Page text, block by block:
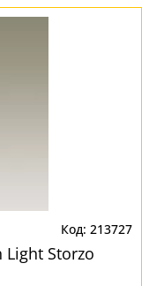
213727
Light Storzo